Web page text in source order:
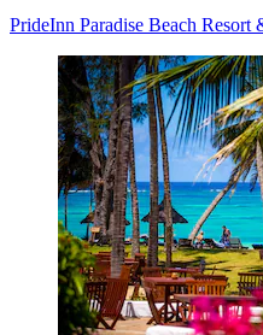
PrideInn Paradise Beach Resort